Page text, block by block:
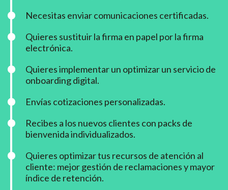
Necesitas enviar comunicaciones certificadas.
Quieres sustituir la firma en papel por la firma
electrónica.
Quieres implementar un optimizar un servicio de
onboarding digital.
Envías cotizaciones personalizadas.
Recibes a los nuevos clientes con packs de
bienvenida individualizados.
Quieres optimizar tus recursos de atención al
cliente: mejor gestión de reclamaciones y mayor
índice de retención.